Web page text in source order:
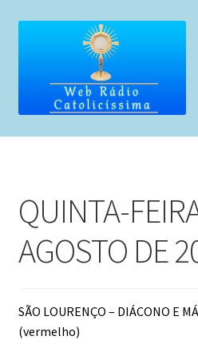
conteúdo
Home
Liturgia Diária
Horários de missas
Pedidos de oração, testemunho
QUINTA-
AGOSTO DE
SÃO LOURENÇO – DIÁCONO E
(vermelho)